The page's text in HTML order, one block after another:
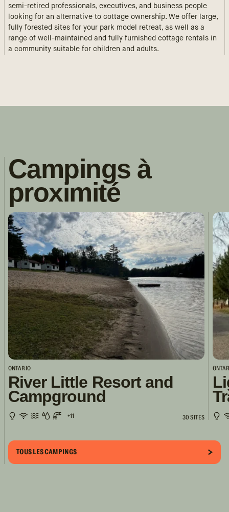
semi-retired professionals, executives, and business people
looking for an alternative to cottage ownership. We offer large,
fully forested sites for your park model retreat, as well as a
range of well-maintained and fully furnished cottage rentals in
a community suitable for children and adults.
Campings à
proximité
ONTARIO
River Little Resort and
Campground
+11 30 SITES
TOUS LES CAMPINGS